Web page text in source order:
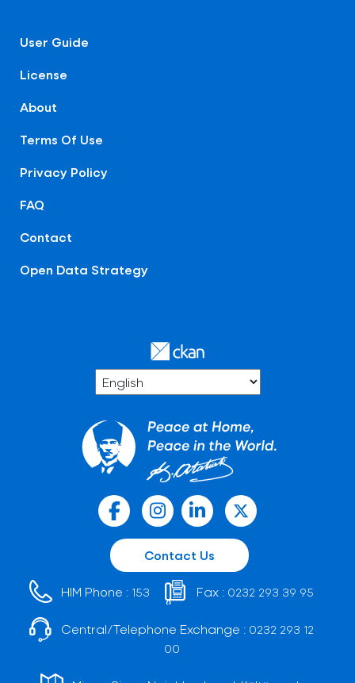
User Guide
License
About
Terms Of Use
Privacy Policy
FAQ
Contact
Open Data Strategy
Contact Us
HIM Phone : 153 Fax : 0232 293 39 95
Central/Telephone Exchange : 0232 293 12
00